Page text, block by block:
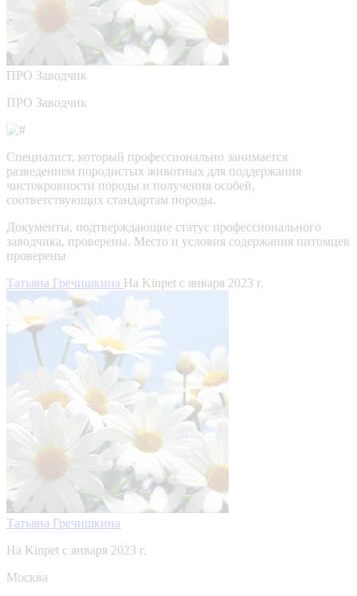
ПРО Заводчик
ПРО Заводчик
Специалист, который профессионально занимается
разведением породистых животных для поддержания
чистокровности породы и получения особей,
соответствующих стандартам породы.
Документы, подтверждающие статус профессионального
заводчика, проверены. Место и условия содержания питомцев
проверены
Татьяна Гречишкина На Kinpet c января 2023 г.
Татьяна Гречишкина
На Kinpet c января 2023 г.
Москва